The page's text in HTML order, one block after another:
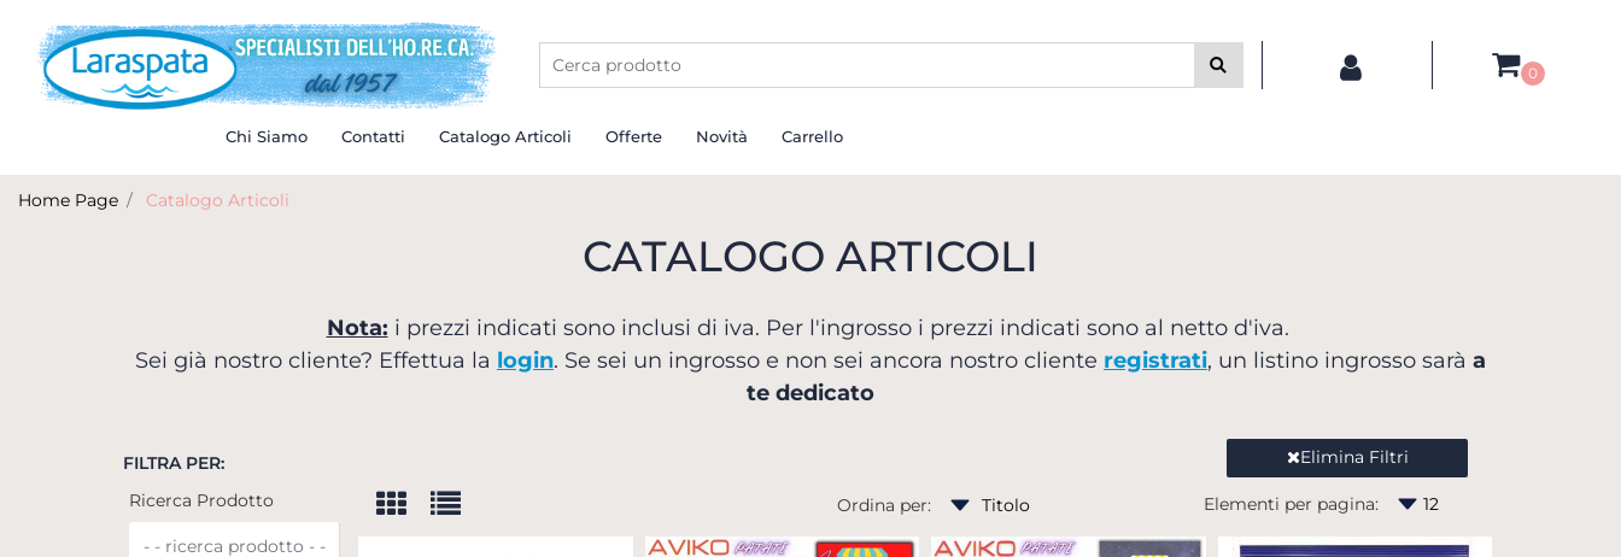
0
Chi Siamo Contatti Catalogo Articoli Offerte Novità Carrello
Home Page Catalogo Articoli
CATALOGO ARTICOLI
Nota: i prezzi indicati sono inclusi di iva. Per l'ingrosso i prezzi indicati sono al netto d'iva.
Sei già nostro cliente? Effettua la login. Se sei un ingrosso e non sei ancora nostro cliente registrati, un listino ingrosso sarà a
te dedicato
FILTRA PER:
Ricerca Prodotto
Elimina Filtri
Ordina per: Elementi per pagina: